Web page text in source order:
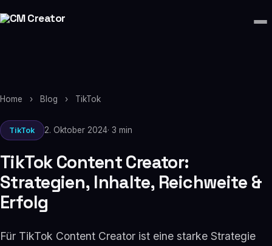
Home › Blog › TikTok
TikTok 2. Oktober 2024· 3 min
TikTok Content Creator:
Strategien, Inhalte, Reichweite &
Erfolg
Für TikTok Content Creator ist eine starke Strategie